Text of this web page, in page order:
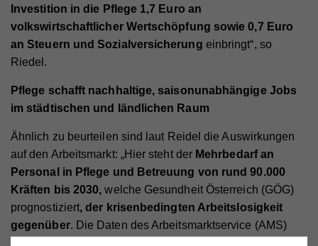
Investition in die Pflege 1,7 Euro an
volkswirtschaftlicher Wertschöpfung sowie 0,7 Euro
an Steuern und Sozialversicherung einbringt“, so
Riedel.
Pflege schafft nachhaltige, saisonunabhängige Jobs
im städtischen und ländlichen Raum
Ähnlich zu beurteilen sind laut Reidel die Auswirkungen
auf den Arbeitsmarkt: „Hier steht der Mehrbedarf an
Personal in Pflege und Betreuung von rund 90.000
Kräften bis 2030,welche Gesundheit Österreich (GÖG)
prognostiziert, der krisenbedingten Arbeitslosigkeit
gegenüber. Die Daten des Arbeitsmarktservice (AMS)